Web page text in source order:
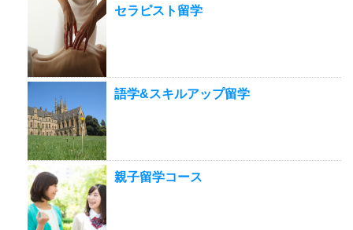
セラピスト留学
語学&スキルアップ留学
親子留学コース